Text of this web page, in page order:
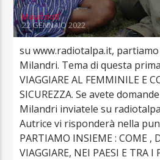
MaurizioB
22 GENNAIO 2022
su www.radiotalpa.it,
Milandri. Tema di questa
VIAGGIARE AL FEMMINILE E
SICUREZZA. Se avete
Milandri inviatele su
Autrice vi risponderà nella
PARTIAMO INSIEME : COME ,
VIAGGIARE, NEI PAESI E TRA I